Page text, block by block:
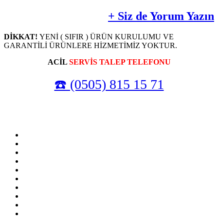
+ Siz de Yorum Yazın
DİKKAT! YENİ ( SIFIR ) ÜRÜN KURULUMU VE
GARANTİLİ ÜRÜNLERE HİZMETİMİZ YOKTUR.
ACİL SERVİS TALEP TELEFONU
☎️ (0505) 815 15 71